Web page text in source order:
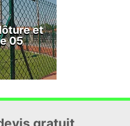
et
05